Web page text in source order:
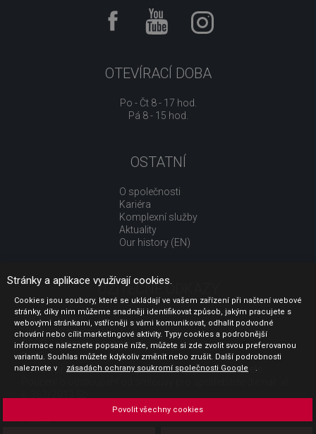
OTEVÍRACÍ DOBA
Po - Čt 8 - 17 hod.
Pá 8 - 15 hod.
OSTATNÍ
O společnosti
Kariéra
Komplexní služby
Aktuality
Our history (EN)
UŽITEČNÉ ODKAZY
Jak nakupovat
Obchodní podmínky
GDPR - ochrana osobních údajů
Profil zadavatele
Sdělení před uzavřením kupní smlouvy pro spotřebitele
Platba
Stránky a aplikace využívají cookies.
Cookies jsou soubory, které se ukládají ve vašem zařízení při načtení webové
stránky, díky nim můžeme snadněji identifikovat způsob, jakým pracujete s
webovými stránkami, vstřícněji s vámi komunikovat, odhalit podvodné
chování nebo cílit marketingové aktivity. Typy cookies a podrobnější
informace naleznete popsané níže, můžete si zde zvolit svou preferovanou
variantu. Souhlas můžete kdykoliv změnit nebo zrušit. Další podrobnosti
naleznete v
zásadách ochrany soukromí společnosti Google .
Povolit všechny cookies